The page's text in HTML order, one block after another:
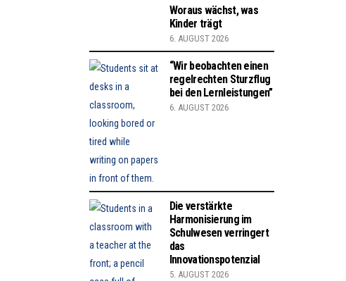
Woraus wächst, was
Kinder trägt
6. AUGUST 2026
“Wir beobachten einen
regelrechten Sturzflug
bei den Lernleistungen”
6. AUGUST 2026
Die verstärkte
Harmonisierung im
Schulwesen verringert
das
Innovationspotenzial
5. AUGUST 2026